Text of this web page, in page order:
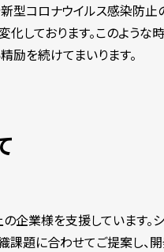
型コロナウイルス感染防止
化しております。このような
励を続けてまいります。
企業様を支援しています。
課題に合わせてご提案し、